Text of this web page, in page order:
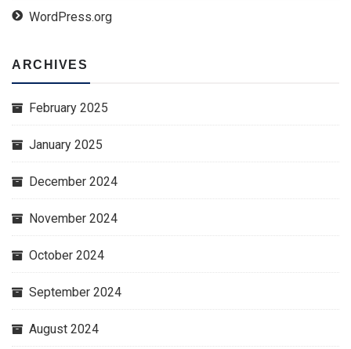
WordPress.org
ARCHIVES
February 2025
January 2025
December 2024
November 2024
October 2024
September 2024
August 2024